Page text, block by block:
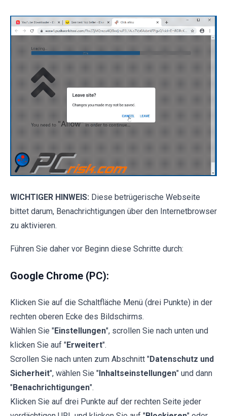
WICHTIGER HINWEIS: Diese betrügerische Webseite
bittet darum, Benachrichtigungen über den Internetbrowser
zu aktivieren.
Führen Sie daher vor Beginn diese Schritte durch:
Google Chrome (PC):
Klicken Sie auf die Schaltfläche Menü (drei Punkte) in der
rechten oberen Ecke des Bildschirms.
Wählen Sie "Einstellungen", scrollen Sie nach unten und
klicken Sie auf "Erweitert".
Scrollen Sie nach unten zum Abschnitt "Datenschutz und
Sicherheit", wählen Sie " Inhaltseinstellungen" und dann
"Benachrichtigungen".
Klicken Sie auf drei Punkte auf der rechten Seite jeder